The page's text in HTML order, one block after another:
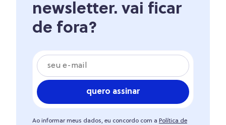
newsletter. vai ficar
de fora?
quero assinar
Ao informar meus dados, eu concordo com a Política de